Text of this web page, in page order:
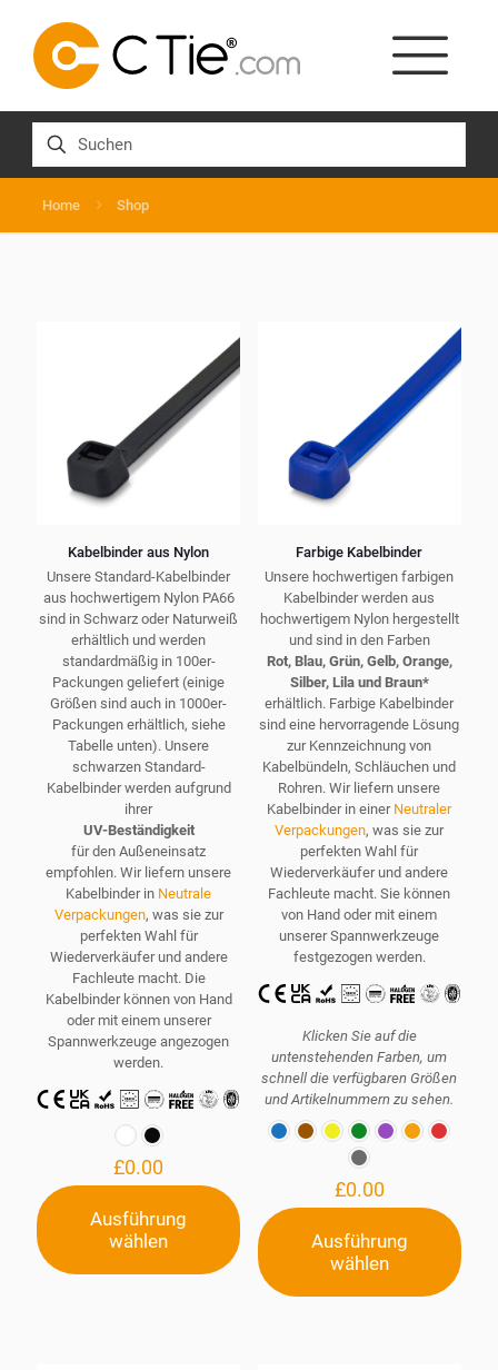
Home Shop
Kabelbinder aus Nylon
Unsere Standard-Kabelbinder
aus hochwertigem Nylon PA66
sind in Schwarz oder Naturweiß
erhältlich und werden
standardmäßig in 100er-
Packungen geliefert (einige
Größen sind auch in 1000er-
Packungen erhältlich, siehe
Tabelle unten). Unsere
schwarzen Standard-
Kabelbinder werden aufgrund
ihrer
UV-Beständigkeit
für den Außeneinsatz
empfohlen. Wir liefern unsere
Kabelbinder in Neutrale
Verpackungen, was sie zur
perfekten Wahl für
Wiederverkäufer und andere
Fachleute macht. Die
Kabelbinder können von Hand
oder mit einem unserer
Spannwerkzeuge angezogen
werden.
£0.00
Ausführung
wählen
Dieses
Produkt
Farbige Kabelbinder
Unsere hochwertigen farbigen
Kabelbinder werden aus
hochwertigem Nylon hergestellt
und sind in den Farben
Rot, Blau, Grün, Gelb, Orange,
Silber, Lila und Braun*
erhältlich. Farbige Kabelbinder
sind eine hervorragende Lösung
zur Kennzeichnung von
Kabelbündeln, Schläuchen und
Rohren. Wir liefern unsere
Kabelbinder in einer Neutraler
Verpackungen, was sie zur
perfekten Wahl für
Wiederverkäufer und andere
Fachleute macht. Sie können
von Hand oder mit einem
unserer Spannwerkzeuge
festgezogen werden.
Klicken Sie auf die
untenstehenden Farben, um
schnell die verfügbaren Größen
und Artikelnummern zu sehen.
£0.00
Ausführung
wählen
Dieses
Produkt